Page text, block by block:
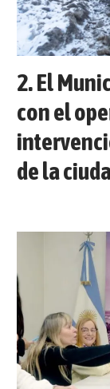
El
con el
de la